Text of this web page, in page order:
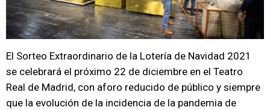
El Sorteo Extraordinario de la Lotería de Navidad 2021
se celebrará el próximo 22 de diciembre en el Teatro
Real de Madrid, con aforo reducido de público y siempre
que la evolución de la incidencia de la pandemia de